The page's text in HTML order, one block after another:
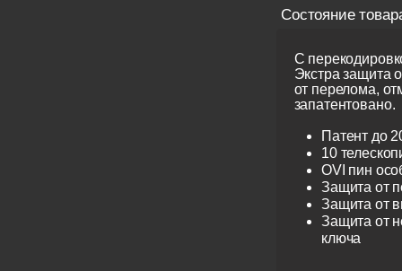
Состояние
С
Экстра защита
от перелома,
запатентовано.
Патент до
10
OVI пин
Защита от
Защита от
Защита от
ключа